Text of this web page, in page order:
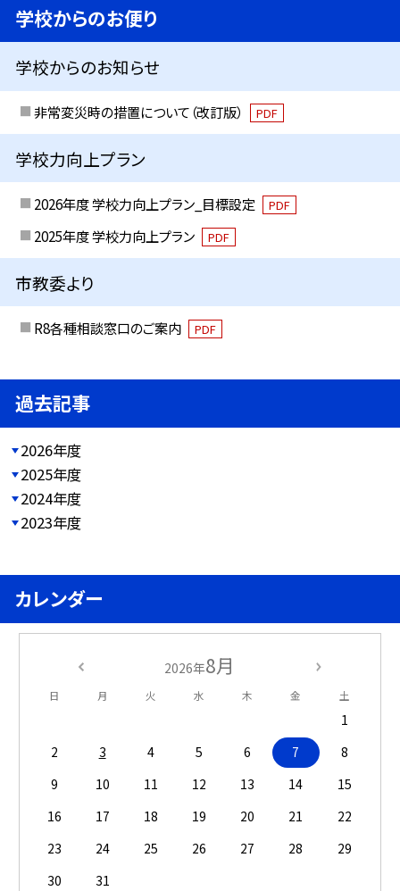
学校からのお便り
学校からのお知らせ
非常変災時の措置について（改訂版） PDF
学校力向上プラン
2026年度 学校力向上プラン_目標設定 PDF
2025年度 学校力向上プラン PDF
市教委より
R8各種相談窓口のご案内 PDF
過去記事
2026年度
2025年度
2024年度
2023年度
カレンダー
2026年8月
日 月 火 水 木 金 土
1
2
3 4 5 6 7
8
9
10 11 12 13 14
15
16
17 18 19 20 21
22
23
24 25 26 27 28
29
30
31